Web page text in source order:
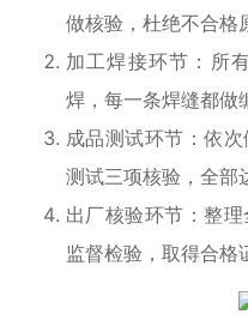
做核验，杜绝不合格
加工焊接环节：所
焊，每一条焊缝都做
成品测试环节：依
测试三项核验，全部
出厂核验环节：整
监督检验，取得合格